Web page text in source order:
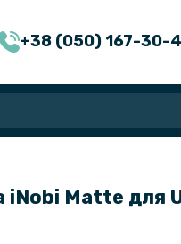
+38 (050) 167-30-
iNobi Matte для